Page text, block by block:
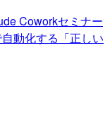
Coworkセミナー
動化する「正しい